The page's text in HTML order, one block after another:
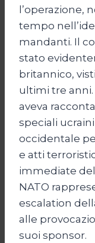
l’operazione,
tempo
mandanti. Il
stato
britannico,
ultimi tre
aveva
speciali
occidentale
e atti
immediate
NATO
escalation
alle
suoi sponsor.